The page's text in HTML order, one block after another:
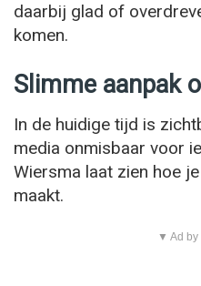
daarbij glad of
komen.
Slimme aanpak
In de huidige tijd is
media onmisbaar voor
Wiersma laat zien hoe
maakt.
▼ Ad by